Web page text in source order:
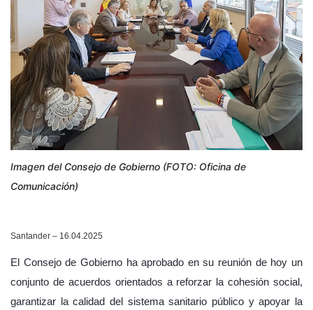
Imagen del Consejo de Gobierno (FOTO: Oficina de
Comunicación)
Santander – 16.04.2025
El Consejo de Gobierno ha aprobado en su reunión de hoy un
conjunto de acuerdos orientados a reforzar la cohesión social,
garantizar la calidad del sistema sanitario público y apoyar la